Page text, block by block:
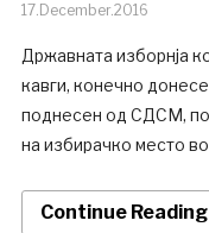
17.December.2016
Државната изборнја
кавги, конечно
поднесен од СДСМ,
на избирачко место
Continue